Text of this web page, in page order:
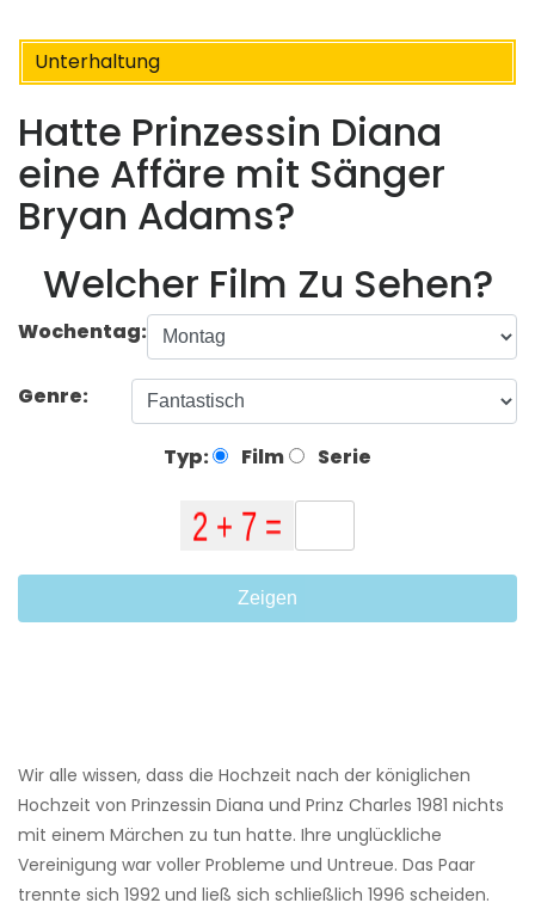
Unterhaltung
Hatte Prinzessin Diana
eine Affäre mit Sänger
Bryan Adams?
Welcher Film Zu Sehen?
Wochentag:
Genre:
Typ: Film Serie
Zeigen
Wir alle wissen, dass die Hochzeit nach der königlichen
Hochzeit von Prinzessin Diana und Prinz Charles 1981 nichts
mit einem Märchen zu tun hatte. Ihre unglückliche
Vereinigung war voller Probleme und Untreue. Das Paar
trennte sich 1992 und ließ sich schließlich 1996 scheiden.